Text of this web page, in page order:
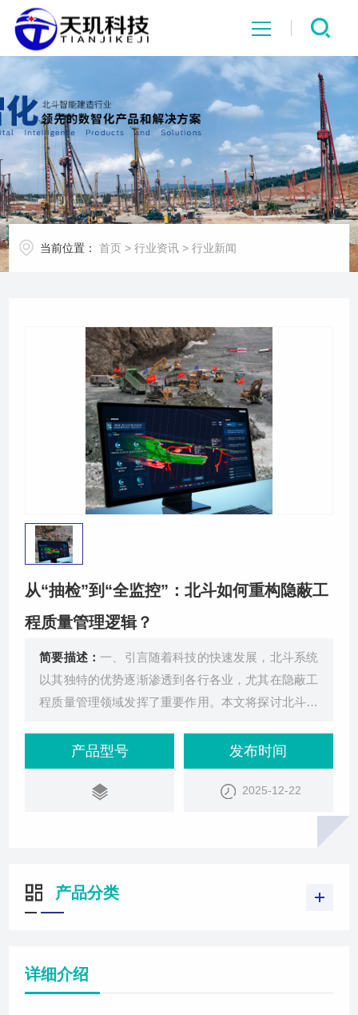
网站首页
系统中心
解决方案
项目案例
行业资讯
关于我们
当前位置： 首页 >行业资讯 >行业新闻
从“抽检”到“全监控”：北斗如何重构隐蔽工
程质量管理逻辑？
简要描述：一、引言随着科技的快速发展，北斗系统
以其独特的优势逐渐渗透到各行各业，尤其在隐蔽工
程质量管理领域发挥了重要作用。本文将探讨北斗系
产品型号 发布时间
2025-12-22
产品分类
详细介绍